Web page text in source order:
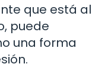
que está al
puede
una forma